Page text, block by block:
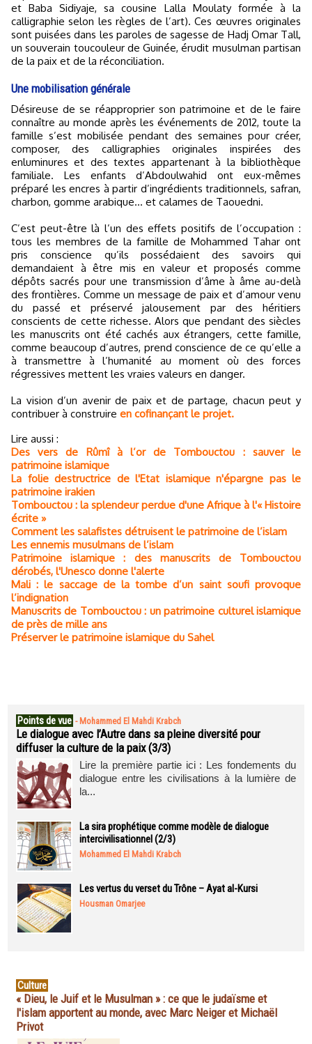
et Baba Sidiyaje, sa cousine Lalla Moulaty formée à la
calligraphie selon les règles de l’art). Ces œuvres originales
sont puisées dans les paroles de sagesse de Hadj Omar Tall,
un souverain toucouleur de Guinée, érudit musulman partisan
de la paix et de la réconciliation.
Une mobilisation générale
Désireuse de se réapproprier son patrimoine et de le faire
connaître au monde après les événements de 2012, toute la
famille s’est mobilisée pendant des semaines pour créer,
composer, des calligraphies originales inspirées des
enluminures et des textes appartenant à la bibliothèque
familiale. Les enfants d’Abdoulwahid ont eux-mêmes
préparé les encres à partir d’ingrédients traditionnels, safran,
charbon, gomme arabique… et calames de Taouedni.
C’est peut-être là l’un des effets positifs de l’occupation :
tous les membres de la famille de Mohammed Tahar ont
pris conscience qu’ils possédaient des savoirs qui
demandaient à être mis en valeur et proposés comme
dépôts sacrés pour une transmission d’âme à âme au-delà
des frontières. Comme un message de paix et d’amour venu
du passé et préservé jalousement par des héritiers
conscients de cette richesse. Alors que pendant des siècles
les manuscrits ont été cachés aux étrangers, cette famille,
comme beaucoup d’autres, prend conscience de ce qu’elle a
à transmettre à l’humanité au moment où des forces
régressives mettent les vraies valeurs en danger.
La vision d’un avenir de paix et de partage, chacun peut y
contribuer à construire en cofinançant le projet.
Lire aussi :
Des vers de Rûmî à l’or de Tombouctou : sauver le
patrimoine islamique
La folie destructrice de l'Etat islamique n'épargne pas le
patrimoine irakien
Tombouctou : la splendeur perdue d'une Afrique à l'« Histoire
écrite »
Comment les salafistes détruisent le patrimoine de l’islam
Les ennemis musulmans de l’islam
Patrimoine islamique : des manuscrits de Tombouctou
dérobés, l'Unesco donne l'alerte
Mali : le saccage de la tombe d’un saint soufi provoque
l’indignation
Manuscrits de Tombouctou : un patrimoine culturel islamique
de près de mille ans
Préserver le patrimoine islamique du Sahel
Points de vue - Mohammed El Mahdi Krabch
Le dialogue avec l’Autre dans sa pleine diversité pour
diffuser la culture de la paix (3/3)
Lire la première partie ici : Les fondements du
dialogue entre les civilisations à la lumière de
la...
La sira prophétique comme modèle de dialogue
intercivilisationnel (2/3)
Mohammed El Mahdi Krabch
Les vertus du verset du Trône – Ayat al-Kursi
Housman Omarjee
Culture
« Dieu, le Juif et le Musulman » : ce que le judaïsme et
l'islam apportent au monde, avec Marc Neiger et Michaël
Privot